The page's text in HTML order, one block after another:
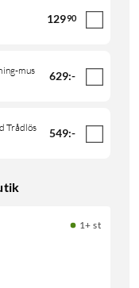
12990
mus
629:-
Trådlös
549:-
1+ st